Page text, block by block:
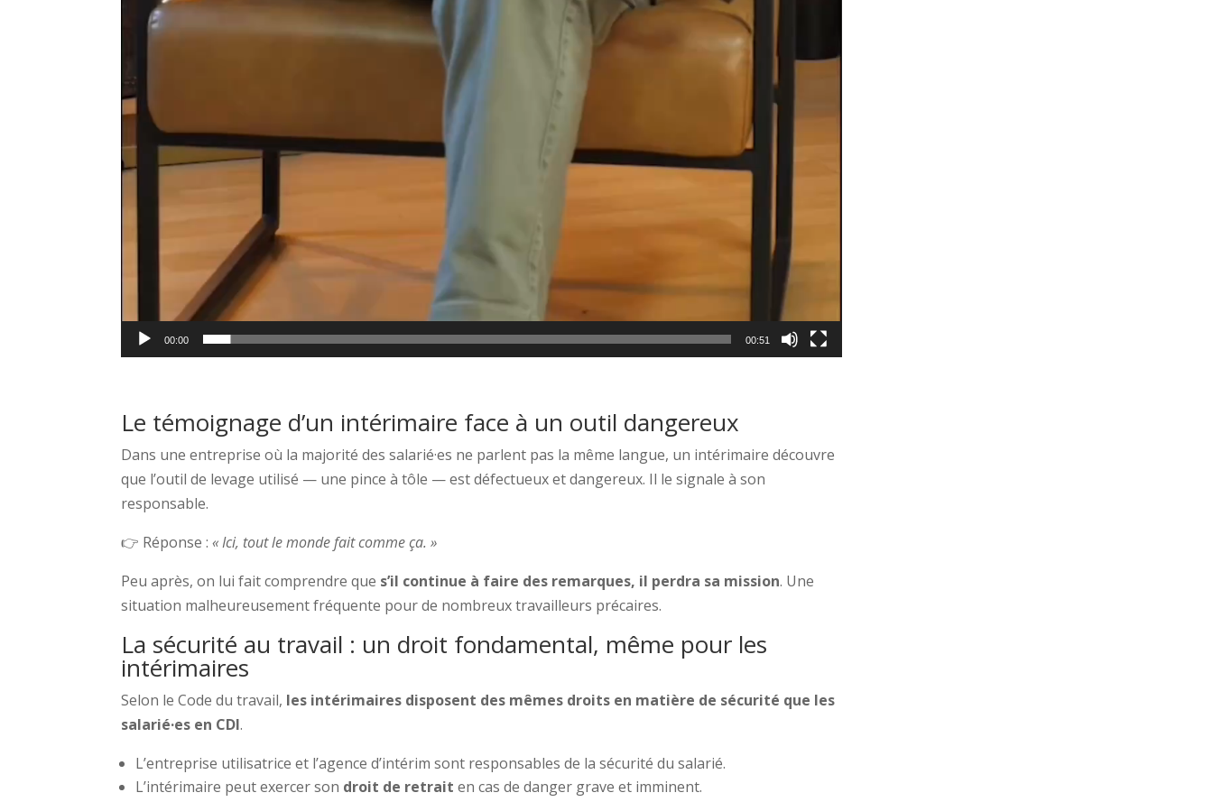
00:00 00:51
Le témoignage d’un intérimaire face à un outil dangereux
Dans une entreprise où la majorité des salarié·es ne parlent pas la même langue, un intérimaire découvre
que l’outil de levage utilisé — une pince à tôle — est défectueux et dangereux. Il le signale à son
responsable.
👉 Réponse :« Ici, tout le monde fait comme ça. »
Peu après, on lui fait comprendre que s’il continue à faire des remarques, il perdra sa mission. Une
situation malheureusement fréquente pour de nombreux travailleurs précaires.
La sécurité au travail : un droit fondamental, même pour les
intérimaires
Selon le Code du travail, les intérimaires disposent des mêmes droits en matière de sécurité que les
salarié·es en CDI.
L’entreprise utilisatrice et l’agence d’intérim sont responsables de la sécurité du salarié.
L’intérimaire peut exercer son droit de retrait en cas de danger grave et imminent.